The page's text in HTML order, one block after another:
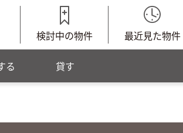
検討中の物件 最近見た物件
る 貸す